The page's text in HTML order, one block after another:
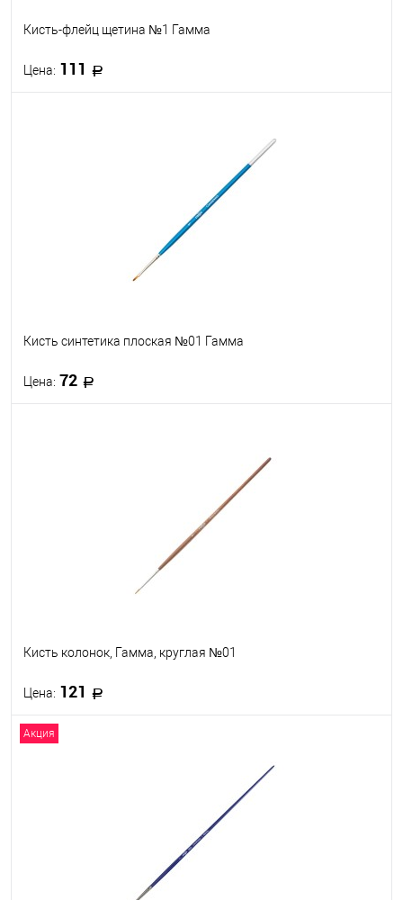
Кисть-флейц щетина №1 Гамма
Цена: 111
В наличии
Кисть синтетика плоская №01 Гамма
Цена: 72
В наличии
Кисть колонок, Гамма, круглая №01
Цена: 121
В наличии
Акция